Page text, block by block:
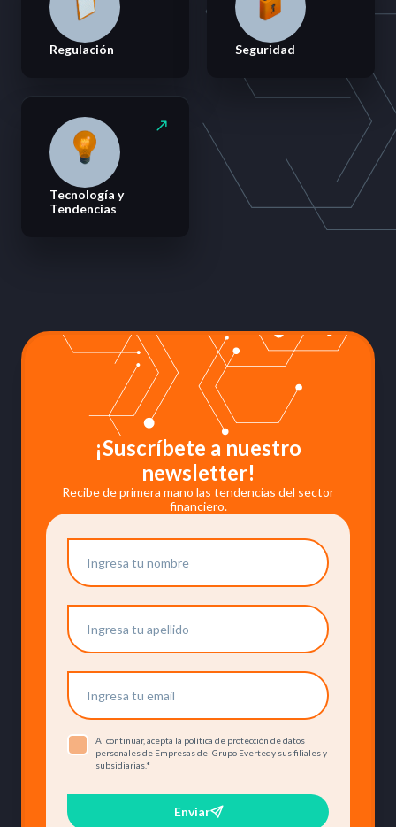
Regulación Seguridad
Tecnología y
Tendencias
¡Suscríbete a nuestro
newsletter!
Recibe de primera mano las tendencias del sector
financiero.
Al continuar, acepta la política de protección de datos
personales de Empresas del Grupo Evertec y sus filiales y
subsidiarias.*
Enviar